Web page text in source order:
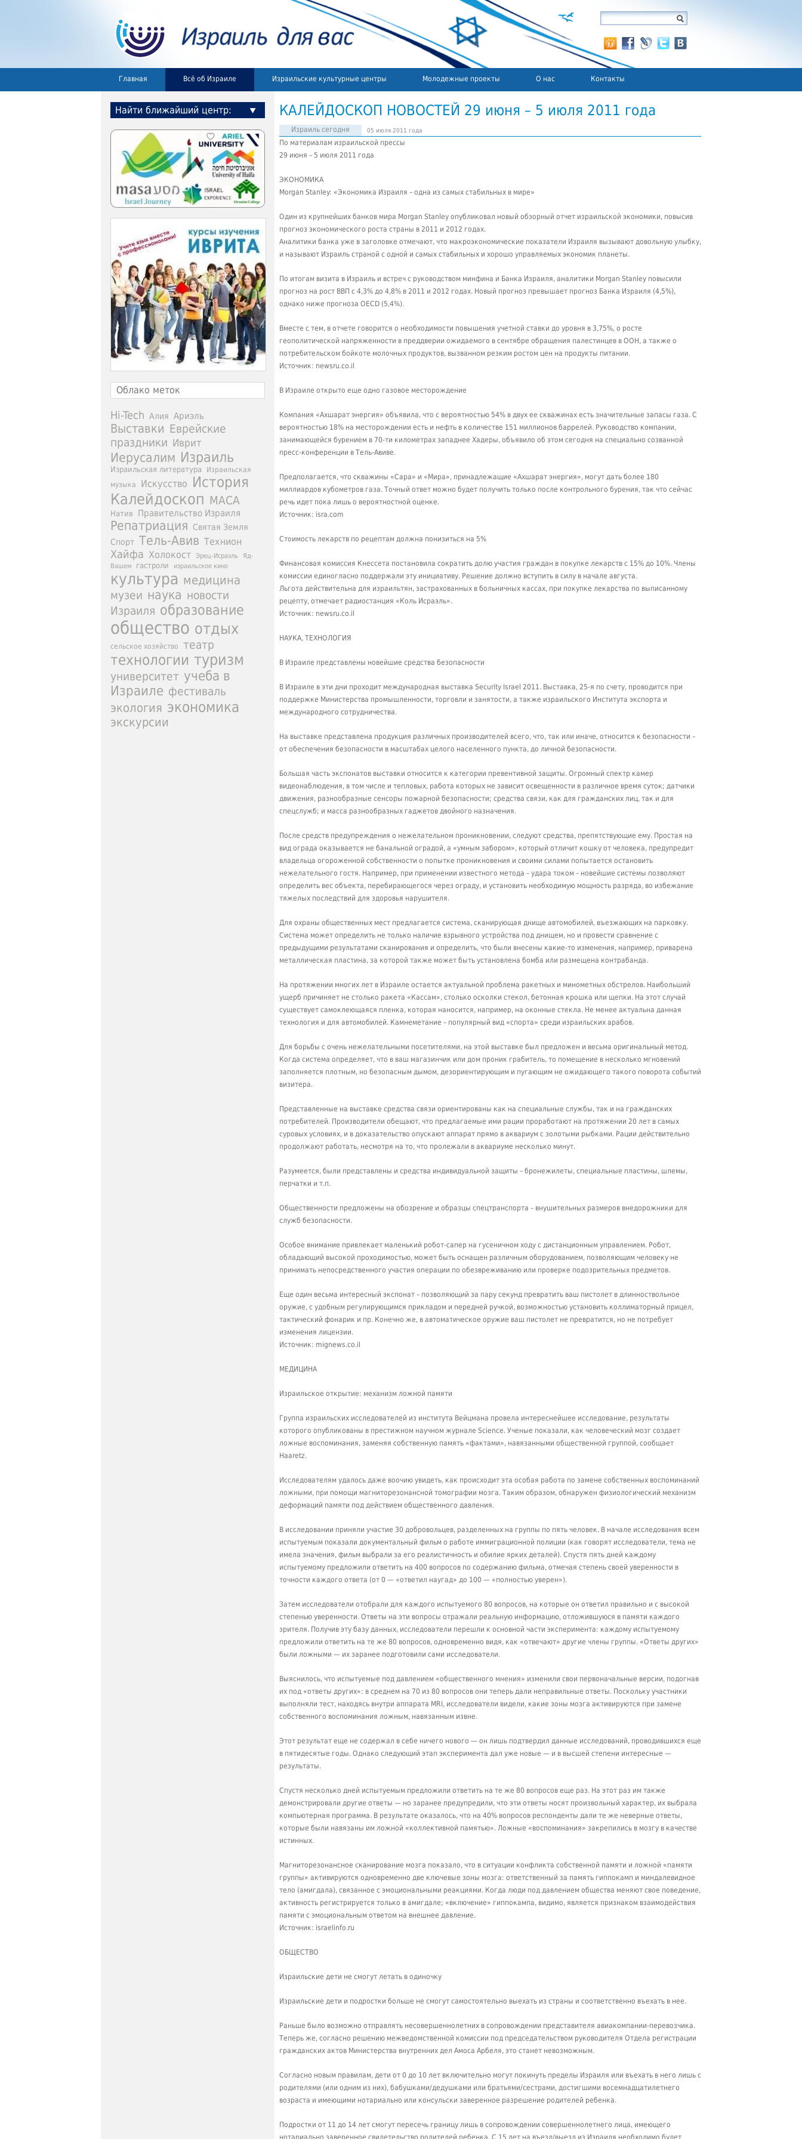
Главная Всё об Израиле Израильские культурные центры Молодежные проекты О нас Контакты
КАЛЕЙДОСКОП НОВОСТЕЙ 29 июня – 5 июля 2011 года
Израиль сегодня 05 июля 2011 года
По материалам израильской прессы
29 июня – 5 июля 2011 года
ЭКОНОМИКА
Morgan Stanley: «Экономика Израиля – одна из самых стабильных в мире»
Один из крупнейших банков мира Morgan Stanley опубликовал новый обзорный отчет израильской экономики, повысив
прогноз экономического роста страны в 2011 и 2012 годах.
Аналитики банка уже в заголовке отмечают, что макроэкономические показатели Израиля вызывают довольную улыбку,
и называют Израиль страной с одной и самых стабильных и хорошо управляемых экономик планеты.
По итогам визита в Израиль и встреч с руководством минфина и Банка Израиля, аналитики Morgan Stanley повысили
прогноз на рост ВВП с 4,3% до 4,8% в 2011 и 2012 годах. Новый прогноз превышает прогноз Банка Израиля (4,5%),
однако ниже прогноза OECD (5,4%).
Вместе с тем, в отчете говорится о необходимости повышения учетной ставки до уровня в 3,75%, о росте
геополитической напряженности в преддверии ожидаемого в сентябре обращения палестинцев в ООН, а также о
потребительском бойкоте молочных продуктов, вызванном резким ростом цен на продукты питании.
Источник: newsru.co.il
В Израиле открыто еще одно газовое месторождение
Компания «Ахшарат энергия» объявила, что с вероятностью 54% в двух ее скважинах есть значительные запасы газа. С
вероятностью 18% на месторождении есть и нефть в количестве 151 миллионов баррелей. Руководство компании,
занимающейся бурением в 70-ти километрах западнее Хадеры, объявило об этом сегодня на специально созванной
пресс-конференции в Тель-Авиве.
Предполагается, что скважины «Сара» и «Мира», принадлежащие «Ахшарат энергия», могут дать более 180
миллиардов кубометров газа. Точный ответ можно будет получить только после контрольного бурения, так что сейчас
речь идет пока лишь о вероятностной оценке.
Источник: isra.com
Стоимость лекарств по рецептам должна понизиться на 5%
Финансовая комиссия Кнессета постановила сократить долю участия граждан в покупке лекарств с 15% до 10%. Члены
комиссии единогласно поддержали эту инициативу. Решение должно вступить в силу в начале августа.
Льгота действительна для израильтян, застрахованных в больничных кассах, при покупке лекарства по выписанному
рецепту, отмечает радиостанция «Коль Исраэль».
Источник: newsru.co.il
НАУКА, ТЕХНОЛОГИЯ
В Израиле представлены новейшие средства безопасности
В Израиле в эти дни проходит международная выставка Security Israel 2011. Выставка, 25-я по счету, проводится при
поддержке Министерства промышленности, торговли и занятости, а также израильского Института экспорта и
международного сотрудничества.
На выставке представлена продукция различных производителей всего, что, так или иначе, относится к безопасности –
от обеспечения безопасности в масштабах целого населенного пункта, до личной безопасности.
Большая часть экспонатов выставки относится к категории превентивной защиты. Огромный спектр камер
видеонаблюдения, в том числе и тепловых, работа которых не зависит освещенности в различное время суток; датчики
движения, разнообразные сенсоры пожарной безопасности; средства связи, как для гражданских лиц, так и для
спецслужб; и масса разнообразных гаджетов двойного назначения.
После средств предупреждения о нежелательном проникновении, следуют средства, препятствующие ему. Простая на
вид ограда оказывается не банальной оградой, а «умным забором», который отличит кошку от человека, предупредит
владельца огороженной собственности о попытке проникновения и своими силами попытается остановить
нежелательного гостя. Например, при применении известного метода – удара током – новейшие системы позволяют
определить вес объекта, перебирающегося через ограду, и установить необходимую мощность разряда, во избежание
тяжелых последствий для здоровья нарушителя.
Для охраны общественных мест предлагается система, сканирующая днище автомобилей, въезжающих на парковку.
Система может определить не только наличие взрывного устройства под днищем, но и провести сравнение с
предыдущими результатами сканирования и определить, что были внесены какие-то изменения, например, приварена
металлическая пластина, за которой также может быть установлена бомба или размещена контрабанда.
На протяжении многих лет в Израиле остается актуальной проблема ракетных и минометных обстрелов. Наибольший
ущерб причиняет не столько ракета «Кассам», столько осколки стекол, бетонная крошка или щепки. На этот случай
существует самоклеющаяся пленка, которая наносится, например, на оконные стекла. Не менее актуальна данная
технология и для автомобилей. Камнеметание – популярный вид «спорта» среди израильских арабов.
Для борьбы с очень нежелательными посетителями, на этой выставке был предложен и весьма оригинальный метод.
Когда система определяет, что в ваш магазинчик или дом проник грабитель, то помещение в несколько мгновений
заполняется плотным, но безопасным дымом, дезориентирующим и пугающим не ожидающего такого поворота событий
визитера.
Представленные на выставке средства связи ориентированы как на специальные службы, так и на гражданских
потребителей. Производители обещают, что предлагаемые ими рации проработают на протяжении 20 лет в самых
суровых условиях, и в доказательство опускают аппарат прямо в аквариум с золотыми рыбками. Рации действительно
продолжают работать, несмотря на то, что пролежали в аквариуме несколько минут.
Разумеется, были представлены и средства индивидуальной защиты – бронежилеты, специальные пластины, шлемы,
перчатки и т.п.
Общественности предложены на обозрение и образцы спецтранспорта – внушительных размеров внедорожники для
служб безопасности.
Особое внимание привлекает маленький робот-сапер на гусеничном ходу с дистанционным управлением. Робот,
обладающий высокой проходимостью, может быть оснащен различным оборудованием, позволяющим человеку не
принимать непосредственного участия операции по обезвреживанию или проверке подозрительных предметов.
Еще один весьма интересный экспонат – позволяющий за пару секунд превратить ваш пистолет в длинноствольное
оружие, с удобным регулирующимся прикладом и передней ручкой, возможностью установить коллиматорный прицел,
тактический фонарик и пр. Конечно же, в автоматическое оружие ваш пистолет не превратится, но не потребует
изменения лицензии.
Источник: mignews.co.il
МЕДИЦИНА
Израильское открытие: механизм ложной памяти
Группа израильских исследователей из института Вейцмана провела интереснейшее исследование, результаты
которого опубликованы в престижном научном журнале Science. Ученые показали, как человеческий мозг создает
ложные воспоминания, заменяя собственную память «фактами», навязанными общественной группой, сообщает
Haaretz.
Исследователям удалось даже воочию увидеть, как происходит эта особая работа по замене собственных воспоминаний
ложными, при помощи магниторезонансной томографии мозга. Таким образом, обнаружен физиологический механизм
деформаций памяти под действием общественного давления.
В исследовании приняли участие 30 добровольцев, разделенных на группы по пять человек. В начале исследования всем
испытуемым показали документальный фильм о работе иммиграционной полиции (как говорят исследователи, тема не
имела значения, фильм выбрали за его реалистичность и обилие ярких деталей). Спустя пять дней каждому
испытуемому предложили ответить на 400 вопросов по содержанию фильма, отмечая степень своей уверенности в
точности каждого ответа (от 0 — «ответил наугад» до 100 — «полностью уверен»).
Затем исследователи отобрали для каждого испытуемого 80 вопросов, на которые он ответил правильно и с высокой
степенью уверенности. Ответы на эти вопросы отражали реальную информацию, отложившуюся в памяти каждого
зрителя. Получив эту базу данных, исследователи перешли к основной части эксперимента: каждому испытуемому
предложили ответить на те же 80 вопросов, одновременно видя, как «отвечают» другие члены группы. «Ответы других»
были ложными — их заранее подготовили сами исследователи.
Выяснилось, что испытуемые под давлением «общественного мнения» изменили свои первоначальные версии, подогнав
их под «ответы других»: в среднем на 70 из 80 вопросов они теперь дали неправильные ответы. Поскольку участники
выполняли тест, находясь внутри аппарата MRI, исследователи видели, какие зоны мозга активируются при замене
собственного воспоминания ложным, навязанным извне.
Этот результат еще не содержал в себе ничего нового — он лишь подтвердил данные исследований, проводившихся еще
в пятидесятые годы. Однако следующий этап эксперимента дал уже новые — и в высшей степени интересные —
результаты.
Спустя несколько дней испытуемым предложили ответить на те же 80 вопросов еще раз. На этот раз им также
демонстрировали другие ответы — но заранее предупредили, что эти ответы носят произвольный характер, их выбрала
компьютерная программа. В результате оказалось, что на 40% вопросов респонденты дали те же неверные ответы,
которые были навязаны им ложной «коллективной памятью». Ложные «воспоминания» закрепились в мозгу в качестве
истинных.
Магниторезонансное сканирование мозга показало, что в ситуации конфликта собственной памяти и ложной «памяти
группы» активируются одновременно две ключевые зоны мозга: ответственный за память гиппокамп и миндалевидное
тело (амигдала), связанное с эмоциональными реакциями. Когда люди под давлением общества меняют свое поведение,
активность регистрируется только в амигдале; «включение» гиппокампа, видимо, является признаком взаимодействия
памяти с эмоциональным ответом на внешнее давление.
Источник: israelinfo.ru
ОБЩЕСТВО
Израильские дети не смогут летать в одиночку
Израильские дети и подростки больше не смогут самостоятельно выехать из страны и соответственно въехать в нее.
Раньше было возможно отправлять несовершеннолетних в сопровождении представителя авиакомпании-перевозчика.
Теперь же, согласно решению межведомственной комиссии под председательством руководителя Отдела регистрации
гражданских актов Министерства внутренних дел Амоса Арбеля, это станет невозможным.
Согласно новым правилам, дети от 0 до 10 лет включительно могут покинуть пределы Израиля или въехать в него лишь с
родителями (или одним из них), бабушками/дедушками или братьями/сестрами, достигшими восемнадцатилетнего
возраста и имеющими нотариально или консульски заверенное разрешение родителей ребенка.
Подростки от 11 до 14 лет смогут пересечь границу лишь в сопровождении совершеннолетнего лица, имеющего
нотариально заверенное свидетельство родителей ребенка. С 15 лет на въезд/выезд из Израиля необходимо будет
Найти ближайший центр:
Облако меток
Hi-Tech Алия Ариэль
Выставки Еврейские
праздники Иврит
Иерусалим Израиль
Израильская литература
Израильская
музыка
Искусство История
Калейдоскоп МАСА
Натив Правительство Израиля
Репатриация
Святая Земля
Спорт Тель-Авив Технион
Хайфа Холокост Эрец-Исраэль
Яд-
Вашем
гастроли израильское кино
культура медицина
музеи наука новости
Израиля образование
общество отдых
сельское хозяйство театр
технологии туризм
университет учеба в
Израиле фестиваль
экология экономика
экскурсии